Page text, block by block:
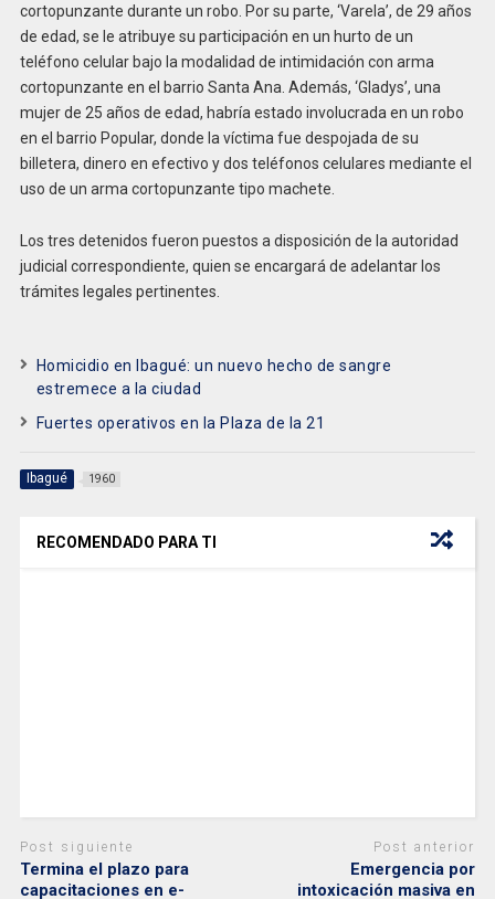
cortopunzante durante un robo. Por su parte, ‘Varela’, de 29 años
de edad, se le atribuye su participación en un hurto de un
teléfono celular bajo la modalidad de intimidación con arma
cortopunzante en el barrio Santa Ana. Además, ‘Gladys’, una
mujer de 25 años de edad, habría estado involucrada en un robo
en el barrio Popular, donde la víctima fue despojada de su
billetera, dinero en efectivo y dos teléfonos celulares mediante el
uso de un arma cortopunzante tipo machete.
Los tres detenidos fueron puestos a disposición de la autoridad
judicial correspondiente, quien se encargará de adelantar los
trámites legales pertinentes.
Homicidio en Ibagué: un nuevo hecho de sangre
estremece a la ciudad
Fuertes operativos en la Plaza de la 21
Ibagué 1960
RECOMENDADO PARA TI
Post siguiente
Termina el plazo para
capacitaciones en e-
Post anterior
Emergencia por
intoxicación masiva en